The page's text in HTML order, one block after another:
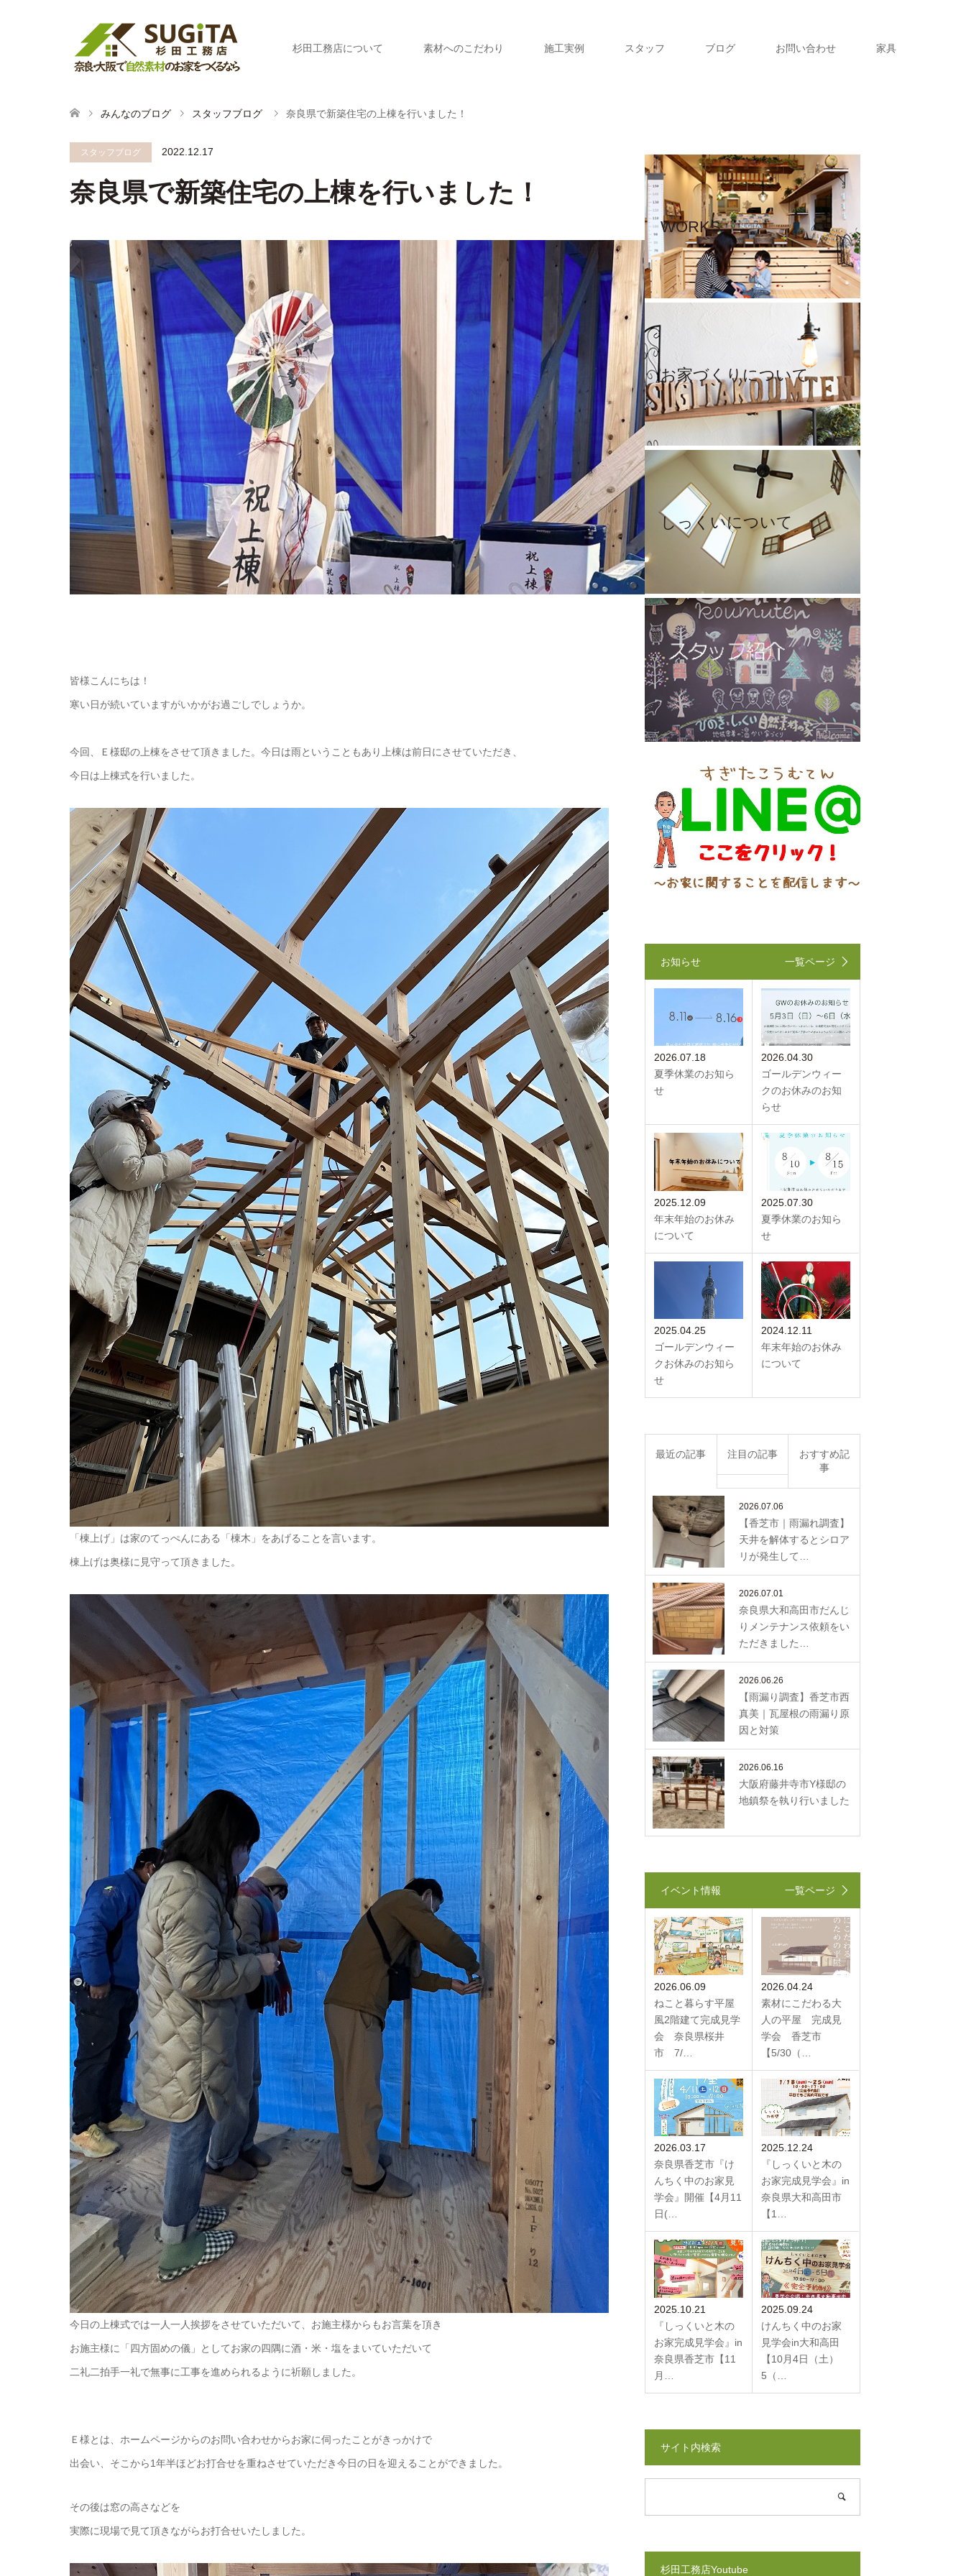
杉田工務店について 素材へのこだわり 施工実例 スタッフ ブログ お問い合わせ 家具
みんなのブログ スタッフブログ 奈良県で新築住宅の上棟を行いました！
スタッフブログ 2022.12.17
奈良県で新築住宅の上棟を行いました！
皆様こんにちは！
寒い日が続いていますがいかがお過ごしでしょうか。
今回、Ｅ様邸の上棟をさせて頂きました。今日は雨ということもあり上棟は前日にさせていただき、
今日は上棟式を行いました。
「棟上げ」は家のてっぺんにある「棟木」をあげることを言います。
棟上げは奥様に見守って頂きました。
今日の上棟式では一人一人挨拶をさせていただいて、お施主様からもお言葉を頂き
お施主様に「四方固めの儀」としてお家の四隅に酒・米・塩をまいていただいて
二礼二拍手一礼で無事に工事を進められるように祈願しました。
Ｅ様とは、ホームページからのお問い合わせからお家に伺ったことがきっかけで
出会い、そこから1年半ほどお打合せを重ねさせていただき今日の日を迎えることができました。
その後は窓の高さなどを
実際に現場で見て頂きながらお打合せいたしました。
WORKS
お家づくりについて
しっくいについて
お知らせ 一覧ページ
2026.07.18
夏季休業のお知ら
せ
2026.04.30
ゴールデンウィー
クのお休みのお知
らせ
2025.12.09
年末年始のお休み
について
2025.07.30
夏季休業のお知ら
せ
2025.04.25
ゴールデンウィー
クお休みのお知ら
せ
2024.12.11
年末年始のお休み
について
最近の記事 注目の記事
おすすめ記
事
2026.07.06
【香芝市｜雨漏れ調査】
天井を解体するとシロア
リが発生して…
2026.07.01
奈良県大和高田市だんじ
りメンテナンス依頼をい
ただきました…
2026.06.26
【雨漏り調査】香芝市西
真美｜瓦屋根の雨漏り原
因と対策
2026.06.16
大阪府藤井寺市Y様邸の
地鎮祭を執り行いました
イベント情報 一覧ページ
2026.06.09
ねこと暮らす平屋
風2階建て完成見学
会 奈良県桜井
市 7/…
2026.04.24
素材にこだわる大
人の平屋 完成見
学会 香芝市
【5/30（…
2026.03.17
奈良県香芝市『け
んちく中のお家見
学会』開催【4月11
日(…
2025.12.24
『しっくいと木の
お家完成見学会』in
奈良県大和高田市
【1…
2025.10.21
『しっくいと木の
お家完成見学会』in
奈良県香芝市【11
月…
2025.09.24
けんちく中のお家
見学会in大和高田
【10月4日（土）
5（…
サイト内検索
杉田工務店Youtube